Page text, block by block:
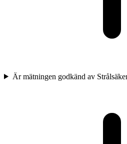
Är mätningen godkänd av